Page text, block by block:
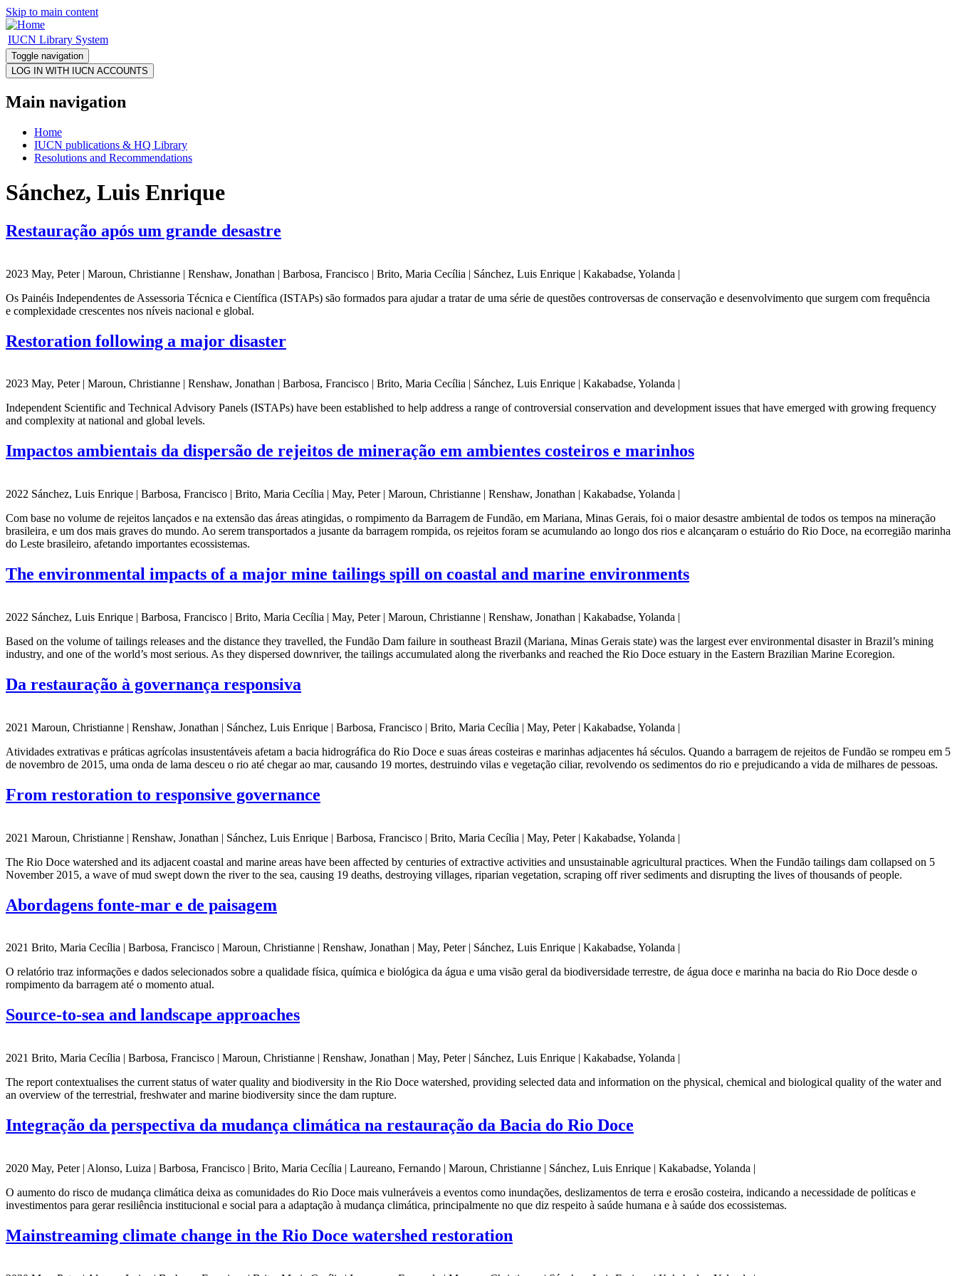
Skip to main content
IUCN Library System
Toggle navigation
Main navigation
Home
IUCN publications & HQ Library
Resolutions and Recommendations
Sánchez, Luis Enrique
Restauração após um grande desastre
2023 May, Peter | Maroun, Christianne | Renshaw, Jonathan | Barbosa, Francisco | Brito, Maria Cecília | Sánchez, Luis Enrique | Kakabadse, Yolanda |
Os Painéis Independentes de Assessoria Técnica e Científica (ISTAPs) são formados para ajudar a tratar de uma série de questões controversas de conservação e desenvolvimento que surgem com frequência
e complexidade crescentes nos níveis nacional e global.
Restoration following a major disaster
2023 May, Peter | Maroun, Christianne | Renshaw, Jonathan | Barbosa, Francisco | Brito, Maria Cecília | Sánchez, Luis Enrique | Kakabadse, Yolanda |
Independent Scientific and Technical Advisory Panels (ISTAPs) have been established to help address a range of controversial conservation and development issues that have emerged with growing frequency
and complexity at national and global levels.
Impactos ambientais da dispersão de rejeitos de mineração em ambientes costeiros e marinhos
2022 Sánchez, Luis Enrique | Barbosa, Francisco | Brito, Maria Cecília | May, Peter | Maroun, Christianne | Renshaw, Jonathan | Kakabadse, Yolanda |
Com base no volume de rejeitos lançados e na extensão das áreas atingidas, o rompimento da Barragem de Fundão, em Mariana, Minas Gerais, foi o maior desastre ambiental de todos os tempos na mineração
brasileira, e um dos mais graves do mundo. Ao serem transportados a jusante da barragem rompida, os rejeitos foram se acumulando ao longo dos rios e alcançaram o estuário do Rio Doce, na ecorregião marinha
do Leste brasileiro, afetando importantes ecossistemas.
The environmental impacts of a major mine tailings spill on coastal and marine environments
2022 Sánchez, Luis Enrique | Barbosa, Francisco | Brito, Maria Cecília | May, Peter | Maroun, Christianne | Renshaw, Jonathan | Kakabadse, Yolanda |
Based on the volume of tailings releases and the distance they travelled, the Fundão Dam failure in southeast Brazil (Mariana, Minas Gerais state) was the largest ever environmental disaster in Brazil’s mining
industry, and one of the world’s most serious. As they dispersed downriver, the tailings accumulated along the riverbanks and reached the Rio Doce estuary in the Eastern Brazilian Marine Ecoregion.
Da restauração à governança responsiva
2021 Maroun, Christianne | Renshaw, Jonathan | Sánchez, Luis Enrique | Barbosa, Francisco | Brito, Maria Cecília | May, Peter | Kakabadse, Yolanda |
Atividades extrativas e práticas agrícolas insustentáveis afetam a bacia hidrográfica do Rio Doce e suas áreas costeiras e marinhas adjacentes há séculos. Quando a barragem de rejeitos de Fundão se rompeu em 5
de novembro de 2015, uma onda de lama desceu o rio até chegar ao mar, causando 19 mortes, destruindo vilas e vegetação ciliar, revolvendo os sedimentos do rio e prejudicando a vida de milhares de pessoas.
From restoration to responsive governance
2021 Maroun, Christianne | Renshaw, Jonathan | Sánchez, Luis Enrique | Barbosa, Francisco | Brito, Maria Cecília | May, Peter | Kakabadse, Yolanda |
The Rio Doce watershed and its adjacent coastal and marine areas have been affected by centuries of extractive activities and unsustainable agricultural practices. When the Fundão tailings dam collapsed on 5
November 2015, a wave of mud swept down the river to the sea, causing 19 deaths, destroying villages, riparian vegetation, scraping off river sediments and disrupting the lives of thousands of people.
Abordagens fonte-mar e de paisagem
2021 Brito, Maria Cecília | Barbosa, Francisco | Maroun, Christianne | Renshaw, Jonathan | May, Peter | Sánchez, Luis Enrique | Kakabadse, Yolanda |
O relatório traz informações e dados selecionados sobre a qualidade física, química e biológica da água e uma visão geral da biodiversidade terrestre, de água doce e marinha na bacia do Rio Doce desde o
rompimento da barragem até o momento atual.
Source-to-sea and landscape approaches
2021 Brito, Maria Cecília | Barbosa, Francisco | Maroun, Christianne | Renshaw, Jonathan | May, Peter | Sánchez, Luis Enrique | Kakabadse, Yolanda |
The report contextualises the current status of water quality and biodiversity in the Rio Doce watershed, providing selected data and information on the physical, chemical and biological quality of the water and
an overview of the terrestrial, freshwater and marine biodiversity since the dam rupture.
Integração da perspectiva da mudança climática na restauração da Bacia do Rio Doce
2020 May, Peter | Alonso, Luiza | Barbosa, Francisco | Brito, Maria Cecília | Laureano, Fernando | Maroun, Christianne | Sánchez, Luis Enrique | Kakabadse, Yolanda |
O aumento do risco de mudança climática deixa as comunidades do Rio Doce mais vulneráveis a eventos como inundações, deslizamentos de terra e erosão costeira, indicando a necessidade de políticas e
investimentos para gerar resiliência institucional e social para a adaptação à mudança climática, principalmente no que diz respeito à saúde humana e à saúde dos ecossistemas.
Mainstreaming climate change in the Rio Doce watershed restoration